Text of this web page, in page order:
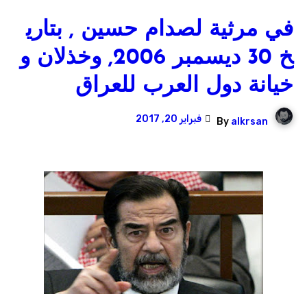
في مرثية لصدام حسين , بتاري
خ 30 ديسمبر 2006, وخذلان و
خيانة دول العرب للعراق
By alkrsan فبراير 20, 2017